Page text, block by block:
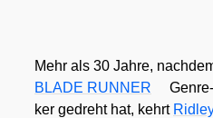
Mehr als 30 Jah­re,
BLADE RUNNER
ker gedreht hat, kehrt